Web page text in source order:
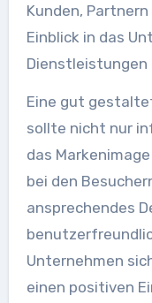
Kunden,
Einblick in das
Dienstleistungen
Eine gut
sollte nicht nur
das
bei den
ansprechendes
Unternehmen
einen positiven